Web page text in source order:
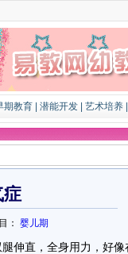
期教育 潜能开发 艺术培养
症
： 婴儿期
伸直，全身用力，好像